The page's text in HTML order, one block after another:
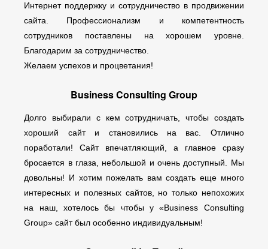
Интернет поддержку и сотрудничество в продвижении
сайта. Профессионализм и компетентность
сотрудников поставлены на хорошем уровне.
Благодарим за сотрудничество.
Желаем успехов и процветания!
Business Consulting Group
Долго выбирали с кем сотрудничать, чтобы создать
хороший сайт и становились на вас. Отлично
поработали! Сайт впечатляющий, а главное сразу
бросается в глаза, небольшой и очень доступный. Мы
довольны! И хотим пожелать вам создать еще много
интересных и полезных сайтов, но только непохожих
на наш, хотелось бы чтобы у «Business Consulting
Group» сайт был особенно индивидуальным!